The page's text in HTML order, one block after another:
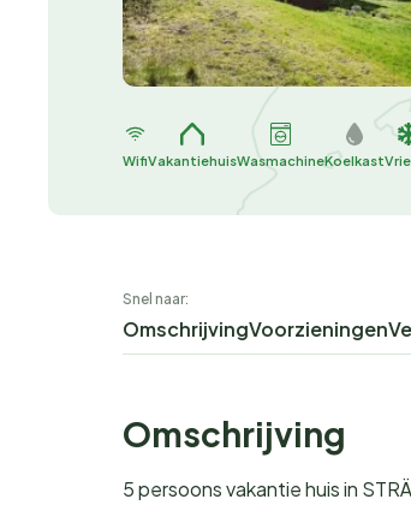
WifiVakantiehuisWasmachineKoelkast
Snel naar:
OmschrijvingVoorzieningen
Omschrijving
5 persoons vakantie huis in